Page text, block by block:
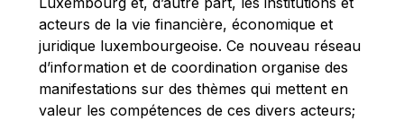
Mireille Delmas-Marty
Nobuo Tanaka
Otmar Issing
Paolo Mengozzi
acteurs de la vie financière, économique et
juridique luxembourgeoise. Ce nouveau réseau
d’information et de coordination organise des
manifestations sur des thèmes qui mettent en
valeur les compétences de ces divers acteurs;